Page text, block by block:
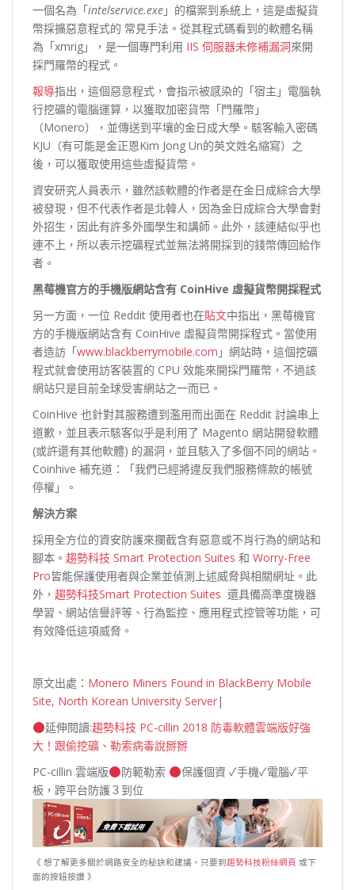
一個名為「intelservice.exe 」的檔案到系統上，這是虛擬貨
幣採擴惡意程式的 常見手法。從其程式碼看到的軟體名稱
為「xmrig」，是一個專門利用 IIS 伺服器未修補漏洞來開
採門羅幣的程式。
報導指出，這個惡意程式，會指示被感染的「宿主」電腦執
行挖礦的電腦運算，以獲取加密貨幣「門羅幣」
（Monero），並傳送到平壤的金日成大學。駭客輸入密碼
KJU（有可能是金正恩Kim Jong Un的英文姓名縮寫）之
後，可以獲取使用這些虛擬貨幣。
資安研究人員表示，雖然該軟體的作者是在金日成綜合大學
被發現，但不代表作者是北韓人，因為金日成綜合大學會對
外招生，因此有許多外國學生和講師。此外，該連結似乎也
連不上，所以表示挖礦程式並無法將開採到的錢幣傳回給作
者。
黑莓機官方的手機版網站含有 CoinHive 虛擬貨幣開採程式
另一方面，一位 Reddit 使用者也在貼文中指出，黑莓機官
方的手機版網站含有 CoinHive 虛擬貨幣開採程式。當使用
者造訪「www.blackberrymobile.com 」網站時，這個挖礦
程式就會使用訪客裝置的 CPU 效能來開採門羅幣，不過該
網站只是目前全球受害網站之一而已。
CoinHive 也針對其服務遭到濫用而出面在 Reddit 討論串上
道歉，並且表示駭客似乎是利用了 Magento 網站開發軟體
(或許還有其他軟體) 的漏洞，並且駭入了多個不同的網站。
Coinhive 補充道：「我們已經將違反我們服務條款的帳號
停權」。
解決方案
採用全方位的資安防護來攔截含有惡意或不肖行為的網站和
腳本。 趨勢科技 Smart Protection Suites 和 Worry-Free
Pro皆能保護使用者與企業並偵測上述威脅與相關網址。此
外， 趨勢科技Smart Protection Suites 還具備高準度機器
學習、網站信譽評等、行為監控、應用程式控管等功能，可
有效降低這項威脅。
原文出處： Monero Miners Found in BlackBerry Mobile
Site, North Korean University Server|
延伸閱讀:趨勢科技 PC-cillin 2018 防毒軟體雲端版好強
大！跟偷挖礦、勒索病毒說掰掰
PC-cillin 雲端版
防範勒索
保護個資 ✓手機✓電腦✓平
板，跨平台防護３到位
《 想了解更多關於網路安全的秘訣和建議，只要到 趨勢科技粉絲網頁 或下
面的按鈕按讚 》